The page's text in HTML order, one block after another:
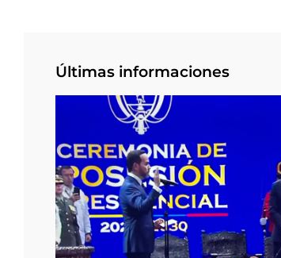
Últimas informaciones